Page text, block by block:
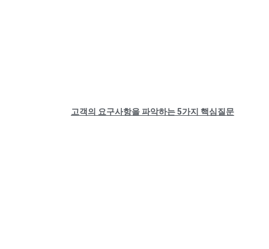
고객의 요구사항을 파악하는 5가지 핵심질문